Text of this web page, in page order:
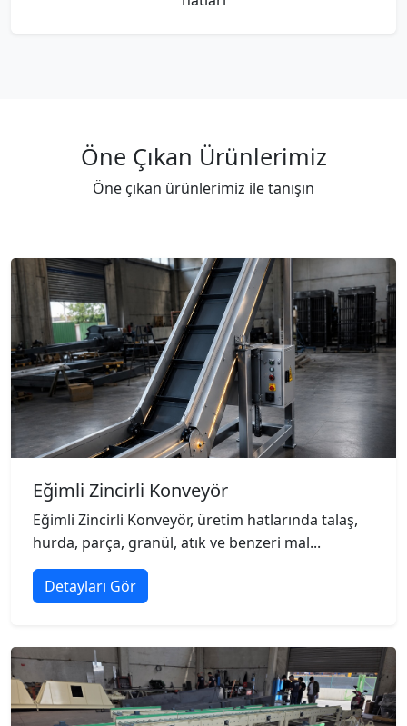
Öne Çıkan Ürünlerimiz
Öne çıkan ürünlerimiz ile tanışın
Eğimli Zincirli Konveyör
Eğimli Zincirli Konveyör, üretim hatlarında talaş,
hurda, parça, granül, atık ve benzeri mal...
Detayları Gör